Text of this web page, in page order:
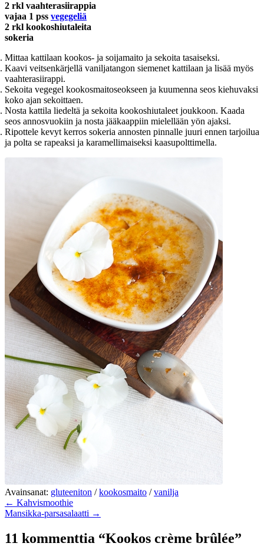
2 rkl vaahterasiirappia
vajaa 1 pss vegegeliä
2 rkl kookoshiutaleita
sokeria
Mittaa kattilaan kookos- ja soijamaito ja sekoita tasaiseksi.
Kaavi veitsenkärjellä vaniljatangon siemenet kattilaan ja lisää myös
vaahterasiirappi.
Sekoita vegegel kookosmaitoseokseen ja kuumenna seos kiehuvaksi
koko ajan sekoittaen.
Nosta kattila liedeltä ja sekoita kookoshiutaleet joukkoon. Kaada
seos annosvuokiin ja nosta jääkaappiin mielellään yön ajaksi.
Ripottele kevyt kerros sokeria annosten pinnalle juuri ennen tarjoilua
ja polta se rapeaksi ja karamellimaiseksi kaasupolttimella.
Avainsanat: gluteeniton /kookosmaito /vanilja
← Kahvismoothie
Mansikka-parsasalaatti →
11 kommenttia “Kookos crème brûlée”